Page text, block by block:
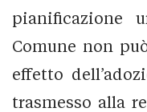
pianificazione
Comune non
effetto
trasmesso alla